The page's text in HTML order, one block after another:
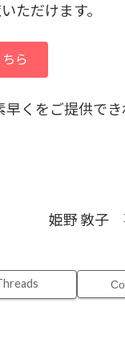
ただけます。
ら
くをご提供で
姫野 敦子